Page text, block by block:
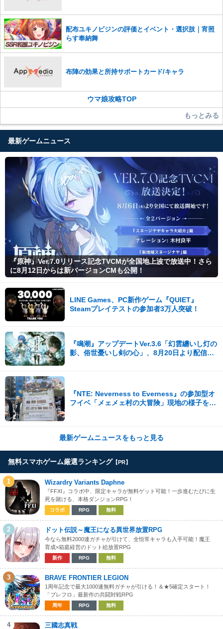
配布ユキノビジンの評価とイベント・選択肢｜宵照
らす奉納舞
布陣の効果と所持サポートカード/キャラ
ウマ娘攻略TOP
もっとみる
最新ゲームニュース
『原神』Ver.7.0リリース記念TVCMが全国地上波で放送中！さら
に8月12日からは新バージョンCMも公開！
LINE Games、PC新作ゲーム『QUIET』
Steamプレイテストの参加者3万人突破！
『鳴潮』アップデートVer.3.6「幻雲纏いし灯の
影、俗世憂いし剣の心」、8月20日より配信開
『NTE: Neverness to Everness』の参加型オ
フイベ「メェメェ村の大冒険」現地の様子をレ
最新ゲームニュースをもっと見る
無料スマホゲーム厳選ランキング 【PR】
1 Wizardry Variants Daphne
『FFXI』コラボ中、限定キャラが無料ゲット可能！一歩進むたびに生
死を賭ける、本格ダンジョンRPG！
コラボ RPG 無料
2 ドット伝説～魔王になる異世界放置RPG
今なら無料2000連ガチャが引けて、全恒常キャラも入手可能！魔王
育成×箱庭経営のドット絵放置RPG
新作 RPG 無料
3 BRAVE FRONTIER LEGION
1周年記念で最大1000連無料ガチャが引ける！＆★5確定スタート！
「ブレフロ」最新作の共闘対戦RPG
周年 RPG 無料
4 三國志真戦